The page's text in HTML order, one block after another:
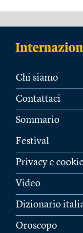
Chi siamo
Contattaci
Sommario
Festival
Privacy e cookie
Video
Dizionario
Oroscopo